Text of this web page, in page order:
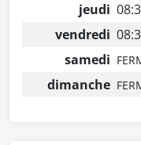
jeudi
vendredi
samedi
dimanche